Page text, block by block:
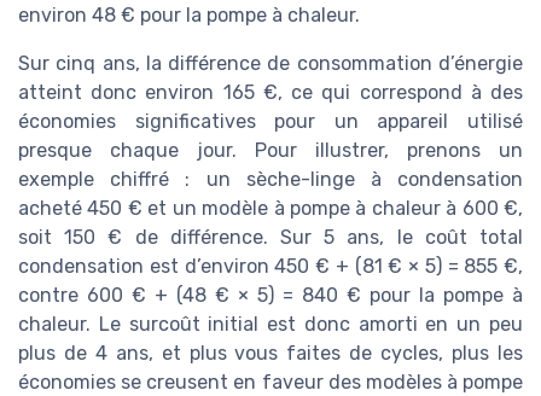
environ 48 € pour la pompe à chaleur.
Sur cinq ans, la différence de consommation d’énergie
atteint donc environ 165 €, ce qui correspond à des
économies significatives pour un appareil utilisé
presque chaque jour. Pour illustrer, prenons un
exemple chiffré : un sèche-linge à condensation
acheté 450 € et un modèle à pompe à chaleur à 600 €,
soit 150 € de différence. Sur 5 ans, le coût total
condensation est d’environ 450 € + (81 € × 5) = 855 €,
contre 600 € + (48 € × 5) = 840 € pour la pompe à
chaleur. Le surcoût initial est donc amorti en un peu
plus de 4 ans, et plus vous faites de cycles, plus les
économies se creusent en faveur des modèles à pompe